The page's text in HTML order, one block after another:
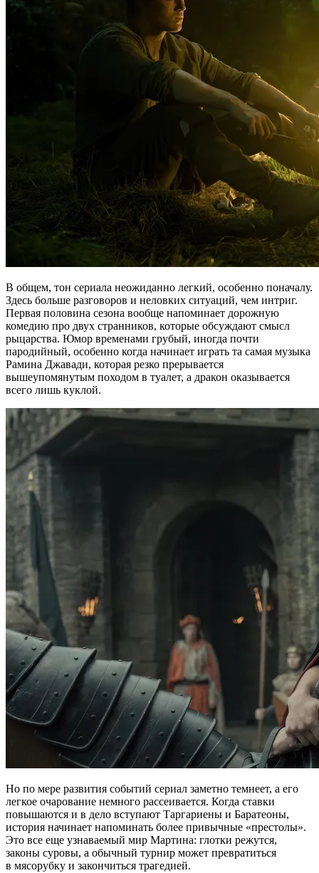
В общем, тон сериала неожиданно легкий, особенно поначалу.
Здесь больше разговоров и неловких ситуаций, чем интриг.
Первая половина сезона вообще напоминает дорожную
комедию про двух странников, которые обсуждают смысл
рыцарства. Юмор временами грубый, иногда почти
пародийный, особенно когда начинает играть та самая музыка
Рамина Джавади, которая резко прерывается
вышеупомянутым походом в туалет, а дракон оказывается
всего лишь куклой.
Но по мере развития событий сериал заметно темнеет, а его
легкое очарование немного рассеивается. Когда ставки
повышаются и в дело вступают Таргариены и Баратеоны,
история начинает напоминать более привычные «престолы».
Это все еще узнаваемый мир Мартина: глотки режутся,
законы суровы, а обычный турнир может превратиться
в мясорубку и закончиться трагедией.